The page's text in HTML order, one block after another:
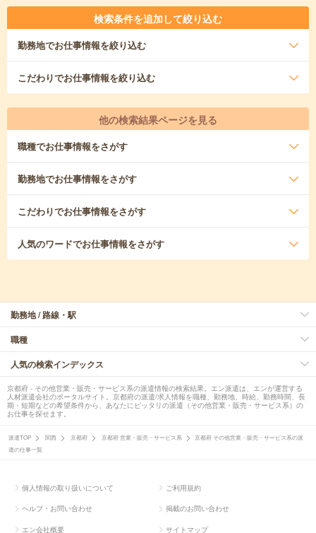
検索条件を追加して絞り込む
勤務地でお仕事情報を絞り込む
こだわりでお仕事情報を絞り込む
他の検索結果ページを見る
職種でお仕事情報をさがす
勤務地でお仕事情報をさがす
こだわりでお仕事情報をさがす
人気のワードでお仕事情報をさがす
勤務地 / 路線・駅
職種
人気の検索インデックス
京都府 - その他営業・販売・サービス系の派遣情報の検索結果。エン派遣は、エンが運営する
人材派遣会社のポータルサイト。京都府の派遣/求人情報を職種、勤務地、時給、勤務時間、長
期・短期などの希望条件から、あなたにピッタリの派遣（その他営業・販売・サービス系）の
お仕事を探せます。
派遣TOP 関西 京都府 京都府 営業・販売・サービス系
京都府 その他営業・販売・サービス系の派
遣の仕事一覧
個人情報の取り扱いについて ご利用規約
ヘルプ・お問い合わせ 掲載のお問い合わせ
エン会社概要 サイトマップ